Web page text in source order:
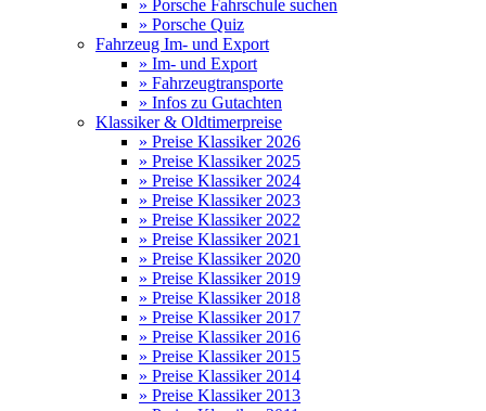
» Porsche Fahrschule suchen
» Porsche Quiz
Fahrzeug Im- und Export
» Im- und Export
» Fahrzeugtransporte
» Infos zu Gutachten
Klassiker & Oldtimerpreise
» Preise Klassiker 2026
» Preise Klassiker 2025
» Preise Klassiker 2024
» Preise Klassiker 2023
» Preise Klassiker 2022
» Preise Klassiker 2021
» Preise Klassiker 2020
» Preise Klassiker 2019
» Preise Klassiker 2018
» Preise Klassiker 2017
» Preise Klassiker 2016
» Preise Klassiker 2015
» Preise Klassiker 2014
» Preise Klassiker 2013